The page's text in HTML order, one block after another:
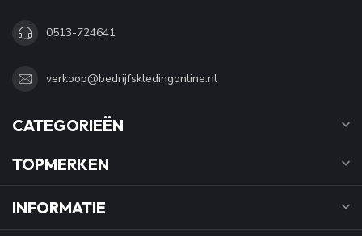
0513-724641
verkoop@bedrijfskledingonline.nl
CATEGORIEËN
TOPMERKEN
INFORMATIE